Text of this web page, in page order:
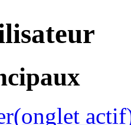
(onglet